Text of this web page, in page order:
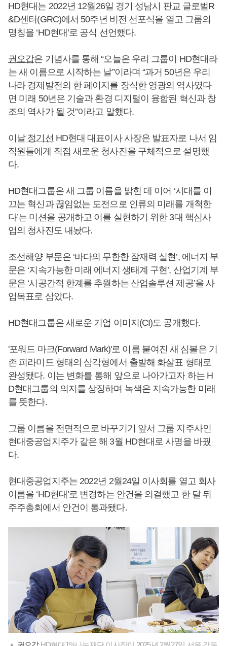
HD현대는 2022년 12월26일 경기 성남시 판교 글로벌R
&D센터(GRC)에서 50주년 비전 선포식을 열고 그룹의
명칭을 ‘HD현대’로 공식 선언했다.
권오갑은 기념사를 통해 “오늘은 우리 그룹이 HD현대라
는 새 이름으로 시작하는 날”이라며 “과거 50년은 우리
나라 경제발전의 한 페이지를 장식한 영광의 역사였다
면 미래 50년은 기술과 환경 디지털이 융합된 혁신과 창
조의 역사가 될 것”이라고 말했다.
이날 정기선 HD현대 대표이사 사장은 발표자로 나서 임
직원들에게 직접 새로운 청사진을 구체적으로 설명했
다.
HD현대그룹은 새 그룹 이름을 밝힌 데 이어 ‘시대를 이
끄는 혁신과 끊임없는 도전으로 인류의 미래를 개척한
다’는 미션을 공개하고 이를 실현하기 위한 3대 핵심사
업의 청사진도 내놨다.
조선해양 부문은 ‘바다의 무한한 잠재력 실현’, 에너지 부
문은 ‘지속가능한 미래 에너지 생태계 구현’, 산업기계 부
문은 ‘시공간적 한계를 추월하는 산업솔루션 제공’을 사
업목표로 삼았다.
HD현대그룹은 새로운 기업 이미지(CI)도 공개했다.
'포워드 마크(Forward Mark)'로 이름 붙여진 새 심볼은 기
존 피라미드 형태의 삼각형에서 출발해 화살표 형태로
완성됐다. 이는 변화를 통해 앞으로 나아가고자 하는 H
D현대그룹의 의지를 상징하며 녹색은 지속가능한 미래
를 뜻한다.
그룹 이름을 전면적으로 바꾸기기 앞서 그룹 지주사인
현대중공업지주가 같은 해 3월 HD현대로 사명을 바꿨
다.
현대중공업지주는 2022년 2월24일 이사회를 열고 회사
이름을 ‘HD현대’로 변경하는 안건을 의결했고 한 달 뒤
주주총회에서 안건이 통과됐다.